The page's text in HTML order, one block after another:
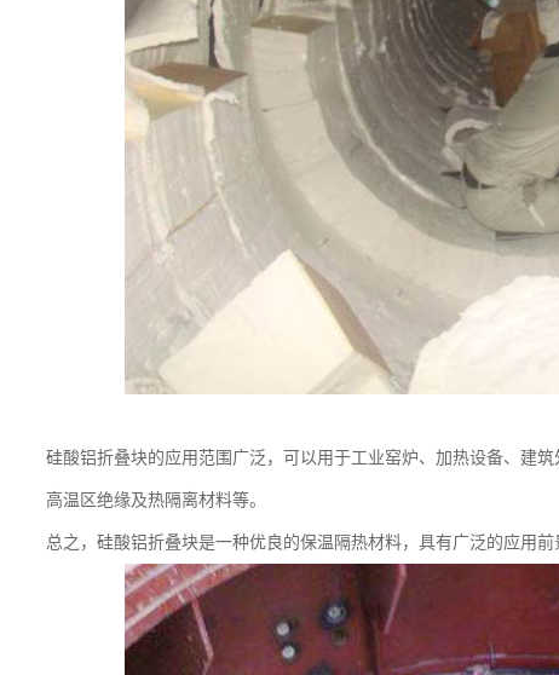
硅酸铝折叠块的应用范围广泛，可以用于工业窑炉、加热设备、建
高温区绝缘及热隔离材料等。
总之，硅酸铝折叠块是一种优良的保温隔热材料，具有广泛的应用前